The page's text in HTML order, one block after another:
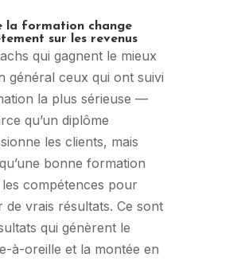
la formation change
sur les revenus
qui gagnent le mieux
général ceux qui ont suivi
la plus sérieuse —
qu’un diplôme
les clients, mais
bonne formation
compétences pour
de vrais résultats. Ce sont
qui génèrent le
à-oreille et la montée en